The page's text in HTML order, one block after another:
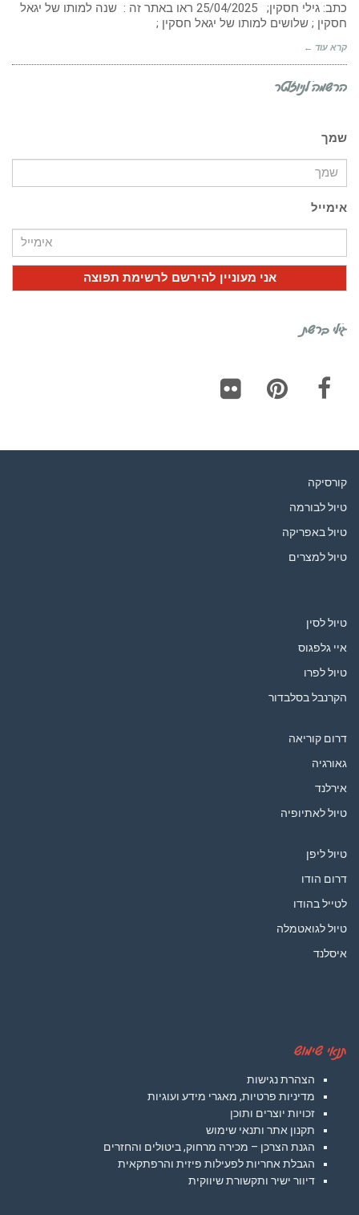
‏כתב: גילי חסקין; 25/04/2025 ראו באתר זה : שנה למותו של יגאל
חסקין ; שלושים למותו של יגאל חסקין ;
קרא עוד ←
הרשמה לניוזלטר
שמך
אימייל
גילי ברשת
קורסיקה
טיול לבורמה
טיול באפריקה
טיול למצרים
טיול לסין
איי גלפגוס
טיול לפרו
הקרנבל בסלבדור
דרום קוריאה
גאורגיה
אירלנד
טיול לאתיופיה
טיול ליפן
דרום הודו
לטייל בהודו
טיול לגואטמלה
איסלנד
תנאי שימוש
הצהרת נגישות
מדיניות פרטיות, מאגרי מידע ועוגיות
זכויות יוצרים ותוכן
תקנון אתר ותנאי שימוש
הגנת הצרכן – מכירה מרחוק, ביטולים והחזרים
הגבלת אחריות לפעילות פיזית והרפתקאית
דיוור ישיר ותקשורת שיווקית